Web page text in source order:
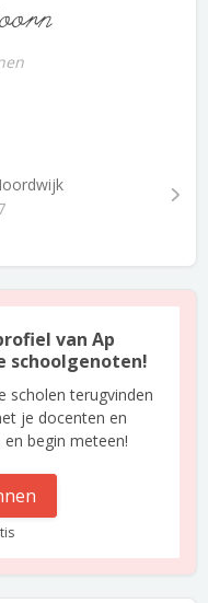
van Ap
schoolgenoten!
scholen terugvinden
je docenten en
begin meteen!